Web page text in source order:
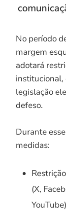
No período
margem
adotará
institucional,
legislação
defeso.
Durante
medidas:
(X,